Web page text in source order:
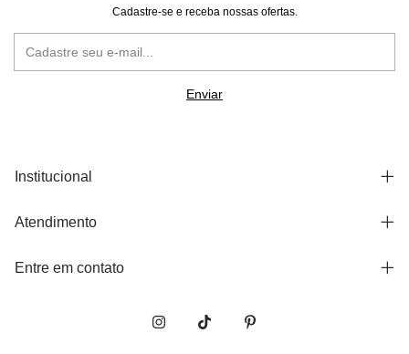
Cadastre-se e receba nossas ofertas.
Institucional
Atendimento
Entre em contato